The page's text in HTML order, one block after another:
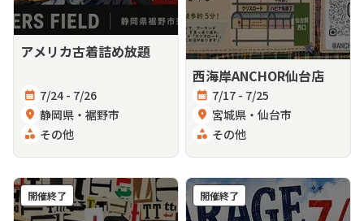
アメリカ古着詰め放題
calendar_month 7/24 - 7/26
location_on 静岡県・裾野市
category その他
西海岸ANCHOR仙台店
calendar_month 7/17 - 7/25
location_on 宮城県・仙台市
category その他
開催終了 開催終了